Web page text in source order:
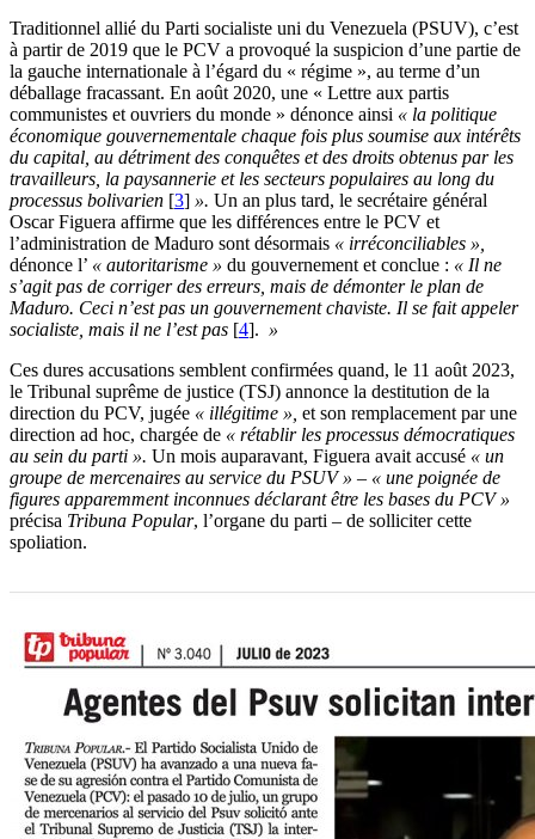
Traditionnel allié du Parti socialiste uni du Venezuela (PSUV), c’est
à partir de 2019 que le PCV a provoqué la suspicion d’une partie de
la gauche internationale à l’égard du « régime », au terme d’un
déballage fracassant. En août 2020, une « Lettre aux partis
communistes et ouvriers du monde » dénonce ainsi « la politique
économique gouvernementale chaque fois plus soumise aux intérêts
du capital, au détriment des conquêtes et des droits obtenus par les
travailleurs, la paysannerie et les secteurs populaires au long du
processus bolivarien [3] ». Un an plus tard, le secrétaire général
Oscar Figuera affirme que les différences entre le PCV et
l’administration de Maduro sont désormais « irréconciliables »,
dénonce l’ « autoritarisme » du gouvernement et conclue : « Il ne
s’agit pas de corriger des erreurs, mais de démonter le plan de
Maduro. Ceci n’est pas un gouvernement chaviste. Il se fait appeler
socialiste, mais il ne l’est pas [4]. »
Ces dures accusations semblent confirmées quand, le 11 août 2023,
le Tribunal suprême de justice (TSJ) annonce la destitution de la
direction du PCV, jugée « illégitime », et son remplacement par une
direction ad hoc, chargée de « rétablir les processus démocratiques
au sein du parti ». Un mois auparavant, Figuera avait accusé « un
groupe de mercenaires au service du PSUV » – « une poignée de
figures apparemment inconnues déclarant être les bases du PCV »
précisa Tribuna Popular, l’organe du parti – de solliciter cette
spoliation.